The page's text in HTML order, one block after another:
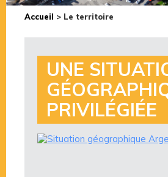
Accueil > Le territoire
UNE
PRIVILÉGIÉE